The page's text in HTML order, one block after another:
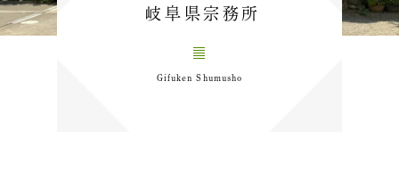
岐阜県宗務所
Gifuken Shumusho